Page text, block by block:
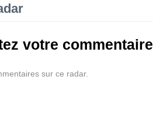
votre commentaire
sur ce radar.